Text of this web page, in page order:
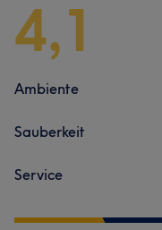
4,1
Ambiente
Sauberkeit
Service